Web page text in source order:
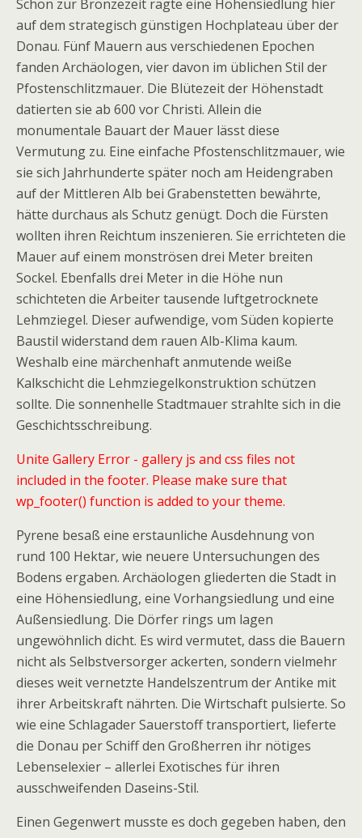
Schon zur Bronzezeit ragte eine Höhensiedlung hier
auf dem strategisch günstigen Hochplateau über der
Donau. Fünf Mauern aus verschiedenen Epochen
fanden Archäologen, vier davon im üblichen Stil der
Pfostenschlitzmauer. Die Blütezeit der Höhenstadt
datierten sie ab 600 vor Christi. Allein die
monumentale Bauart der Mauer lässt diese
Vermutung zu. Eine einfache Pfostenschlitzmauer, wie
sie sich Jahrhunderte später noch am Heidengraben
auf der Mittleren Alb bei Grabenstetten bewährte,
hätte durchaus als Schutz genügt. Doch die Fürsten
wollten ihren Reichtum inszenieren. Sie errichteten die
Mauer auf einem monströsen drei Meter breiten
Sockel. Ebenfalls drei Meter in die Höhe nun
schichteten die Arbeiter tausende luftgetrocknete
Lehmziegel. Dieser aufwendige, vom Süden kopierte
Bau­stil widerstand dem rauen Alb-Klima kaum.
Weshalb eine märchenhaft anmutende weiße
Kalkschicht die Lehmziegelkonstruktion schützen
sollte. Die sonnenhelle Stadtmauer strahlte sich in die
Geschichtsschreibung.
Unite Gallery Error - gallery js and css files not
included in the footer. Please make sure that
wp_footer() function is added to your theme.
Pyrene besaß eine erstaunliche Ausdehnung von
rund 100 Hektar, wie neuere Untersuchungen des
Bodens ergaben. Archäologen gliederten die Stadt in
eine Höhensiedlung, eine Vorhangsiedlung und eine
Außensiedlung. Die Dörfer rings um lagen
ungewöhnlich dicht. Es wird vermutet, dass die Bauern
nicht als Selbstversorger ackerten, sondern vielmehr
dieses weit vernetzte Handelszentrum der Antike mit
ihrer Arbeitskraft nährten. Die Wirtschaft pulsierte. So
wie eine Schlagader Sauerstoff transportiert, lieferte
die Donau per Schiff den Großherren ihr nötiges
Lebenselexier – allerlei Exotisches für ihren
ausschweifenden Daseins-Stil.
Einen Gegenwert musste es doch gegeben haben, den